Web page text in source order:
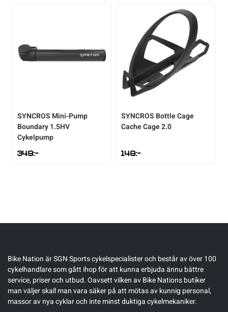
SYNCROS Mini-Pump
Boundary 1.5HV
Cykelpump
349:-
SYNCROS Bottle Cage
Cache Cage 2.0
149:-
Bike Nationär SGN Sports cykelspecialister och består av över 100
cykelhandlare som gått ihop för att kunna erbjuda ännu bättre
service, priser och utbud. Oavsett vilken av Bike Nations butiker
man väljer skall man vara säker på att mötas av kunnig personal,
massor av nya cyklar och inte minst duktiga cykelmekaniker.